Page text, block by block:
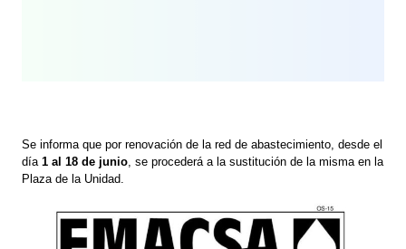
Se informa que por renovación de la red de abastecimiento, desde el
día1 al 18 de junio, se procederá a la sustitución de la misma en la
Plaza de la Unidad.